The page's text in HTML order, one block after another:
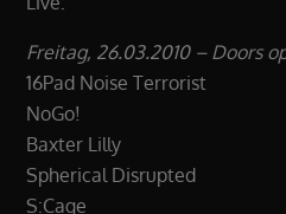
Freitag, 26.03.2010 – Doors
16Pad Noise Terrorist
NoGo!
Baxter Lilly
Spherical Disrupted
S:Cage